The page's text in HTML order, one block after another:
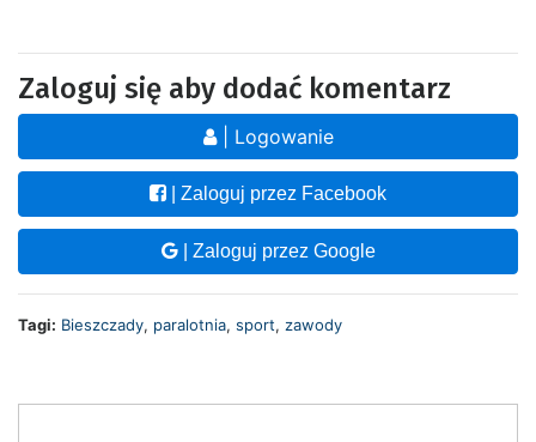
Zaloguj się aby dodać komentarz
| Logowanie
| Zaloguj przez Facebook
| Zaloguj przez Google
Tagi: Bieszczady, paralotnia, sport, zawody